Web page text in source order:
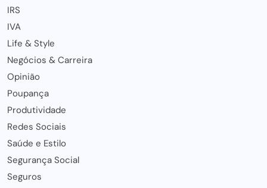
IRS
IVA
Life & Style
Negócios & Carreira
Opinião
Poupança
Produtividade
Redes Sociais
Saúde e Estilo
Segurança Social
Seguros